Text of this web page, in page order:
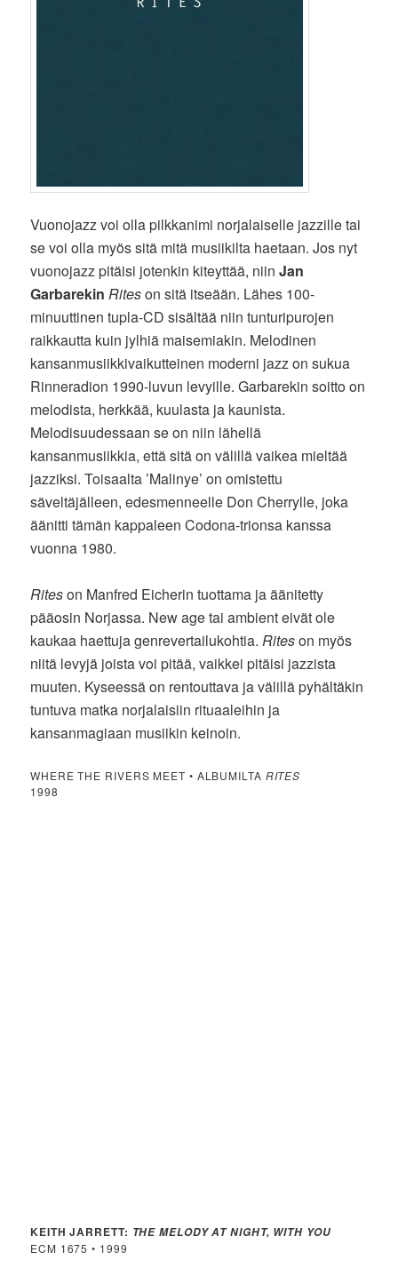
Vuonojazz voi olla pilkkanimi norjalaiselle jazzille tai
se voi olla myös sitä mitä musiikilta haetaan. Jos nyt
vuonojazz pitäisi jotenkin kiteyttää, niinJan
Garbarekin Riteson sitä itseään. Lähes 100-
minuuttinen tupla-CD sisältää niin tunturipurojen
raikkautta kuin jylhiä maisemiakin. Melodinen
kansanmusiikkivaikutteinen moderni jazz on sukua
Rinneradion 1990-luvun levyille. Garbarekin soitto on
melodista, herkkää, kuulasta ja kaunista.
Melodisuudessaan se on niin lähellä
kansanmusiikkia, että sitä on välillä vaikea mieltää
jazziksi. Toisaalta ’Malinye’ on omistettu
säveltäjälleen, edesmenneelle Don Cherrylle, joka
äänitti tämän kappaleen Codona-trionsa kanssa
vuonna 1980.
Riteson Manfred Eicherin tuottama ja äänitetty
pääosin Norjassa. New age tai ambient eivät ole
kaukaa haettuja genrevertailukohtia. Riteson myös
niitä levyjä joista voi pitää, vaikkei pitäisi jazzista
muuten. Kyseessä on rentouttava ja välillä pyhältäkin
tuntuva matka norjalaisiin rituaaleihin ja
kansanmagiaan musiikin keinoin.
WHERE THE RIVERS MEET • ALBUMILTA RITES
1998
KEITH JARRETT: THE MELODY AT NIGHT, WITH YOU
ECM 1675 • 1999